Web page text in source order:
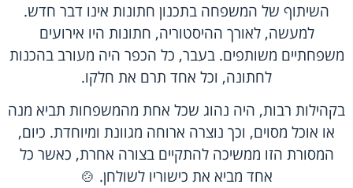
השיתוף של המשפחה בתכנון חתונות אינו דבר חדש.
למעשה, לאורך ההיסטוריה, חתונות היו אירועים
משפחתיים משותפים. בעבר, כל הכפר היה מעורב בהכנות
לחתונה, וכל אחד תרם את חלקו.
בקהילות רבות, היה נהוג שכל אחת מהמשפחות תביא מנה
או אוכל מסוים, וכך נוצרה ארוחה מגוונת ומיוחדת. כיום,
המסורת הזו ממשיכה להתקיים בצורה אחרת, כאשר כל
אחד מביא את כישוריו לשולחן. 🍲